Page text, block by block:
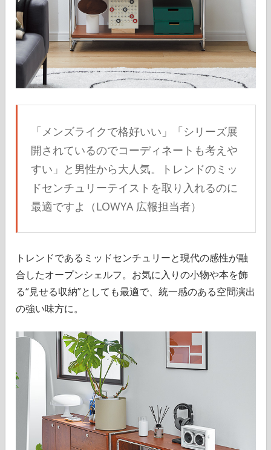
「メンズライクで格好いい」「シリーズ展
開されているのでコーディネートも考えや
すい」と男性から大人気。トレンドのミッ
ドセンチュリーテイストを取り入れるのに
最適ですよ（LOWYA 広報担当者）
トレンドであるミッドセンチュリーと現代の感性が融
合したオープンシェルフ。お気に入りの小物や本を飾
る“見せる収納”としても最適で、統一感のある空間演出
の強い味方に。